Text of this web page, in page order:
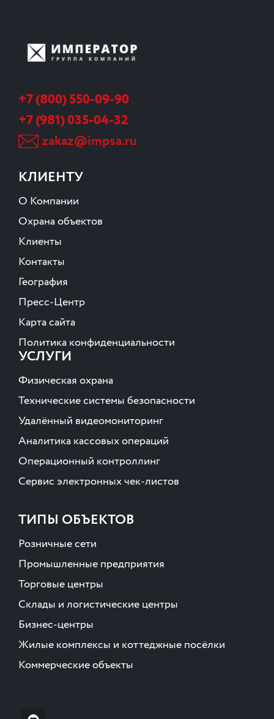
+7 (800) 550-09-90
+7 (981) 035-04-32
zakaz@impsa.ru
КЛИЕНТУ
О Компании
Охрана объектов
Клиенты
Контакты
География
Пресс-Центр
Карта сайта
Политика конфиденциальности
УСЛУГИ
Физическая охрана
Технические системы безопасности
Удалённый видеомониторинг
Аналитика кассовых операций
Операционный контроллинг
Сервис электронных чек-листов
ТИПЫ ОБЪЕКТОВ
Розничные сети
Промышленные предприятия
Торговые центры
Склады и логистические центры
Бизнес-центры
Жилые комплексы и коттеджные посёлки
Коммерческие объекты